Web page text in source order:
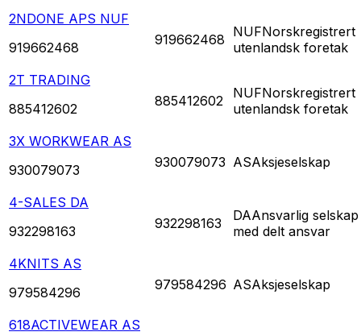
2NDONE APS NUF
919662468
919662468 NUFNorskregistrert
utenlandsk foretak
2T TRADING
885412602
885412602 NUFNorskregistrert
utenlandsk foretak
3X WORKWEAR AS
930079073
930079073 ASAksjeselskap
4-SALES DA
932298163
932298163 DAAnsvarlig selskap
med delt ansvar
4KNITS AS
979584296
979584296 ASAksjeselskap
618ACTIVEWEAR AS